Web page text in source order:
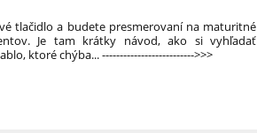
tlačidlo a budete presmerovaní na maturitné
Je tam krátky návod, ako si vyhľadať
ktoré chýba... -------------------------->>>